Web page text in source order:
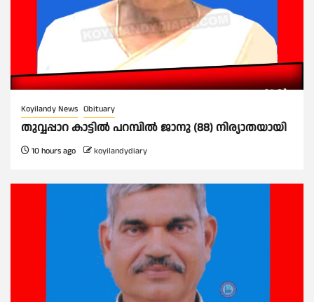
Koyilandy News Obituary
തുവ്വപ്പാറ കാട്ടിൽ പറമ്പിൽ ജാനു (88) നിര്യാതയായി
10 hours ago koyilandydiary